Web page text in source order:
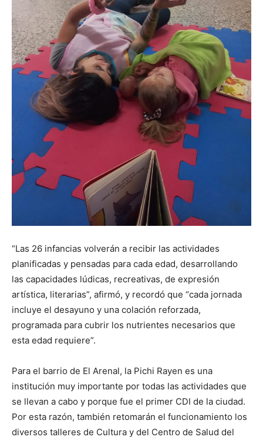
“Las 26 infancias volverán a recibir las actividades
planificadas y pensadas para cada edad, desarrollando
las capacidades lúdicas, recreativas, de expresión
artística, literarias”, afirmó, y recordó que “cada jornada
incluye el desayuno y una colación reforzada,
programada para cubrir los nutrientes necesarios que
esta edad requiere”.
Para el barrio de El Arenal, la Pichi Rayen es una
institución muy importante por todas las actividades que
se llevan a cabo y porque fue el primer CDI de la ciudad.
Por esta razón, también retomarán el funcionamiento los
diversos talleres de Cultura y del Centro de Salud del